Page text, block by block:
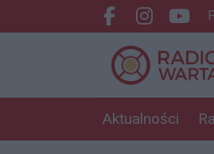
Aktualności